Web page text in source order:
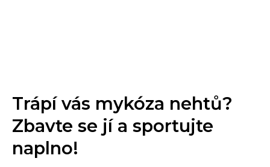
Trápí vás mykóza nehtů?
Zbavte se jí a sportujte
naplno!